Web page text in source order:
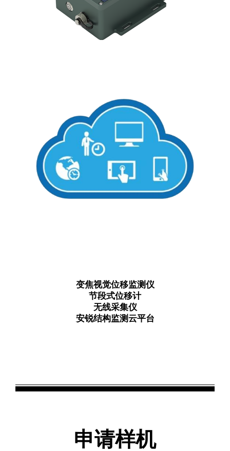
变焦视觉位移监测仪
节段式位移计
无线采集仪
安锐结构监测云平台
申请样机